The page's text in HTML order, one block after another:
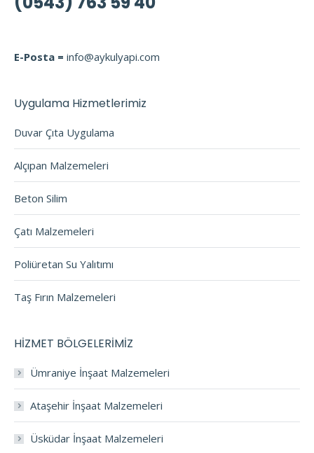
E-Posta = info@aykulyapi.com
Uygulama Hizmetlerimiz
Duvar Çıta Uygulama
Alçıpan Malzemeleri
Beton Silim
Çatı Malzemeleri
Poliüretan Su Yalıtımı
Taş Fırın Malzemeleri
HİZMET BÖLGELERİMİZ
Ümraniye İnşaat Malzemeleri
Ataşehir İnşaat Malzemeleri
Üsküdar İnşaat Malzemeleri